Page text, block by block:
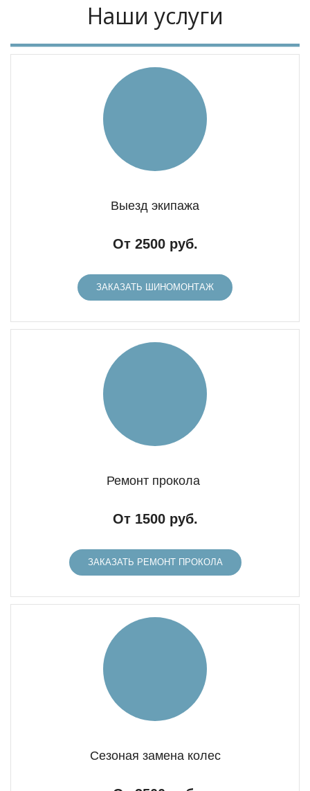
Наши услуги
Выезд экипажа
От 2500 руб.
ЗАКАЗАТЬ ШИНОМОНТАЖ
Ремонт прокола
От 1500 руб.
ЗАКАЗАТЬ РЕМОНТ ПРОКОЛА
Сезоная замена колес